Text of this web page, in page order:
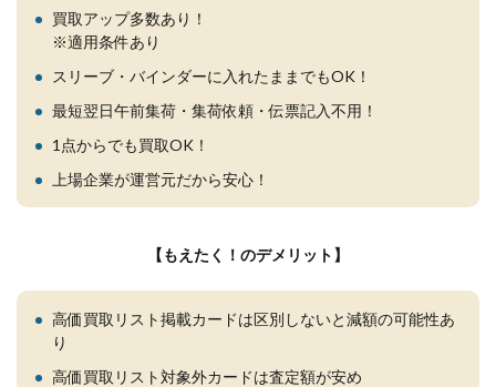
買取アップ多数あり！
※適用条件あり
スリーブ・バインダーに入れたままでもOK！
最短翌日午前集荷・集荷依頼・伝票記入不用！
1点からでも買取OK！
上場企業が運営元だから安心！
【もえたく！のデメリット】
高価買取リスト掲載カードは区別しないと減額の可能性あ
り
高価買取リスト対象外カードは査定額が安め